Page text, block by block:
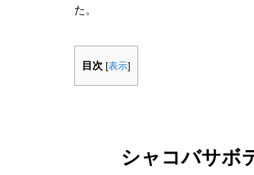
た。
目次 [表示]
シャコバサボ